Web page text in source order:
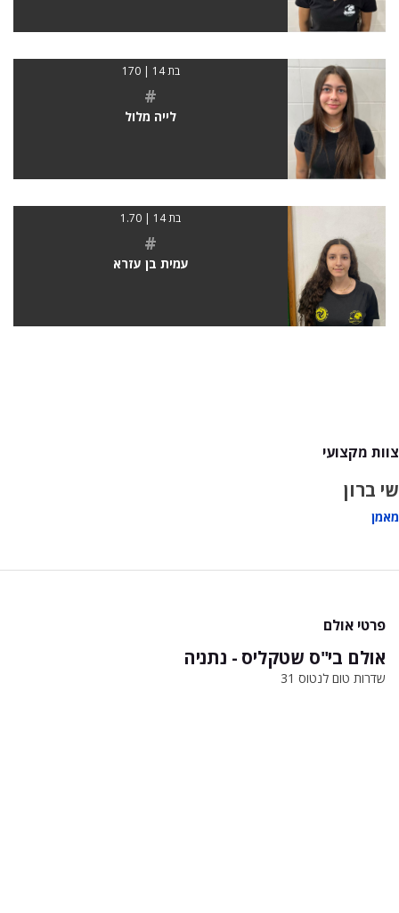
בת 14 | 170
#
לייה מלול
בת 14 | 1.70
#
עמית בן עזרא
צוות מקצועי
שי ברון
מאמן
פרטי אולם
אולם בי"ס שטקליס - נתניה
שדרות טום לנטוס 31